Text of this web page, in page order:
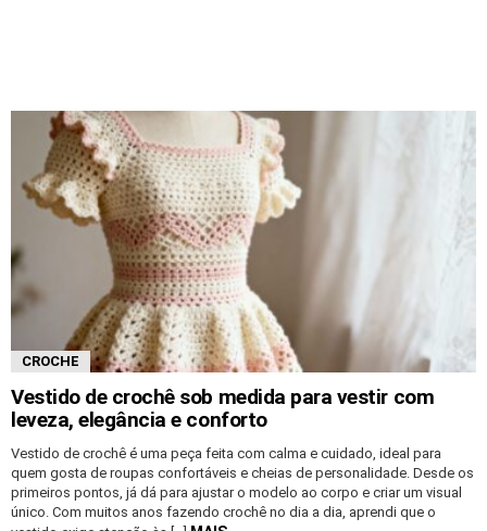
CROCHE
Vestido de crochê sob medida para vestir com
leveza, elegância e conforto
Vestido de crochê é uma peça feita com calma e cuidado, ideal para
quem gosta de roupas confortáveis e cheias de personalidade. Desde os
primeiros pontos, já dá para ajustar o modelo ao corpo e criar um visual
único. Com muitos anos fazendo crochê no dia a dia, aprendi que o